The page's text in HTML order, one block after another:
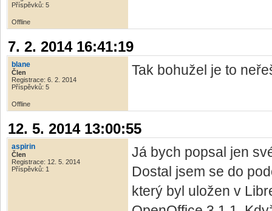
Příspěvků: 5
Offline
7. 2. 2014 16:41:19
blane
Člen
Registrace: 6. 2. 2014
Příspěvků: 5
Tak bohužel je to
Offline
12. 5. 2014 13:00:55
aspirin
Člen
Registrace: 12. 5. 2014
Příspěvků: 1
Já bych popsal jen
Dostal jsem se do
který byl uložen v